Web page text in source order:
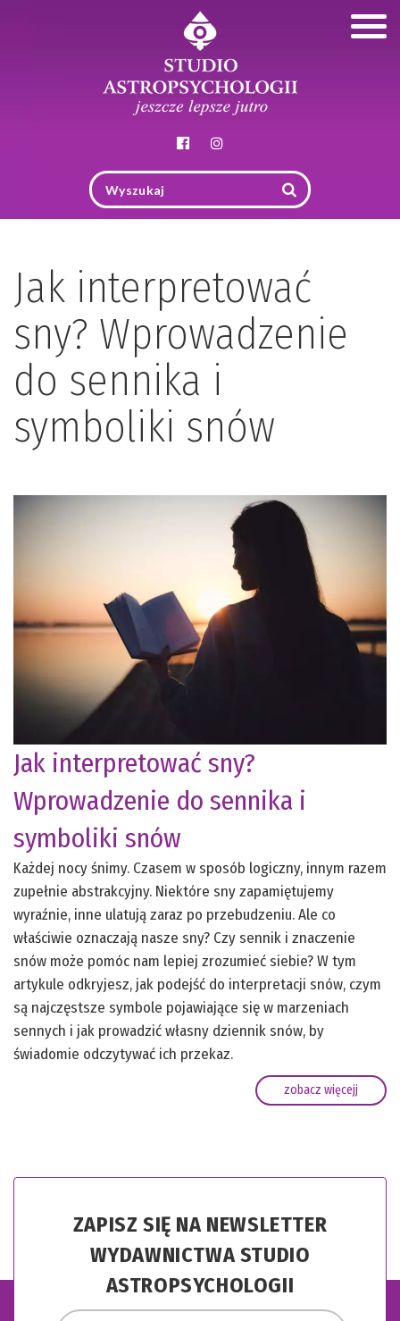
Jak interpretować
sny? Wprowadzenie
do sennika i
symboliki snów
Jak interpretować sny?
Wprowadzenie do sennika i
symboliki snów
Każdej nocy śnimy. Czasem w sposób logiczny, innym razem
zupełnie abstrakcyjny. Niektóre sny zapamiętujemy
wyraźnie, inne ulatują zaraz po przebudzeniu. Ale co
właściwie oznaczają nasze sny? Czy sennik i znaczenie
snów może pomóc nam lepiej zrozumieć siebie? W tym
artykule odkryjesz, jak podejść do interpretacji snów, czym
są najczęstsze symbole pojawiające się w marzeniach
sennych i jak prowadzić własny dziennik snów, by
świadomie odczytywać ich przekaz.
zobacz więcejj
ZAPISZ SIĘ NA NEWSLETTER
WYDAWNICTWA STUDIO
ASTROPSYCHOLOGII